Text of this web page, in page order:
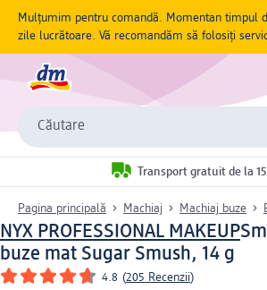
Mulțumim pentru comandă. Momentan timpul
zile lucrătoare. Vă recomandăm să folosiți
Căutare
Transport gratuit de la
Pagina principală Machiaj Machiaj buze
NYX PROFESSIONAL MAKEUP
buze mat Sugar Smush, 14 g
4.8 (205 Recenzii)